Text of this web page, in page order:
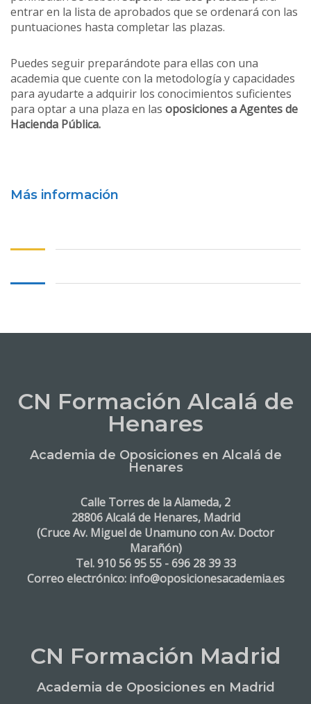
entrar en la lista de aprobados que se ordenará con las
puntuaciones hasta completar las plazas.
Puedes seguir preparándote para ellas con una
academia que cuente con la metodología y capacidades
para ayudarte a adquirir los conocimientos suficientes
para optar a una plaza en las oposiciones a Agentes de
Hacienda Pública.
Más información
CN Formación Alcalá de
Henares
Academia de Oposiciones en Alcalá de
Henares
Calle Torres de la Alameda, 2
28806 Alcalá de Henares, Madrid
(Cruce Av. Miguel de Unamuno con Av. Doctor
Marañón)
Tel. 910 56 95 55 - 696 28 39 33
Correo electrónico: info@oposicionesacademia.es
CN Formación Madrid
Academia de Oposiciones en Madrid